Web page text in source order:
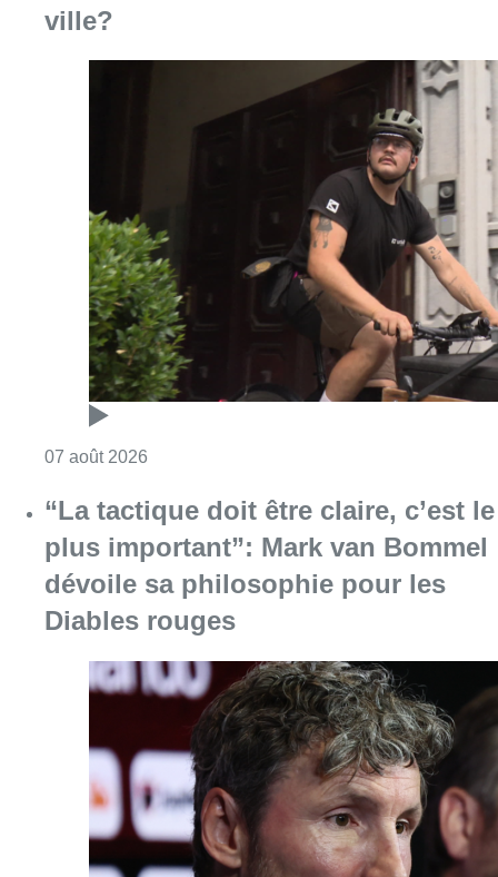
ville?
07 août 2026
“La tactique doit être claire, c’est le
plus important”: Mark van Bommel
dévoile sa philosophie pour les
Diables rouges